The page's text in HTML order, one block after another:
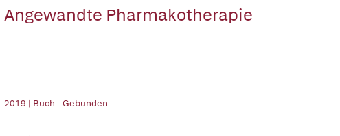
Angewandte Pharmakotherapie
2019 | Buch - Gebunden